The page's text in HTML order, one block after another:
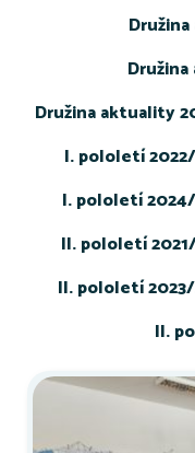
Družina aktuality
I. pololetí
I. pololetí
II. pololetí
II. pololetí
II.